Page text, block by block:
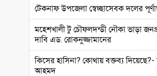
টেকনাফ উপজেলা স্বেচ্ছাসেবক দলের
মহেশখালী টু চৌফলদন্ডী নৌকা ভাড়া
দাবি এড. রোকনুজ্জামানের
কিসের হাসিনা? কোথায় বক্তব্য দিয়েছে?-
আহমদ